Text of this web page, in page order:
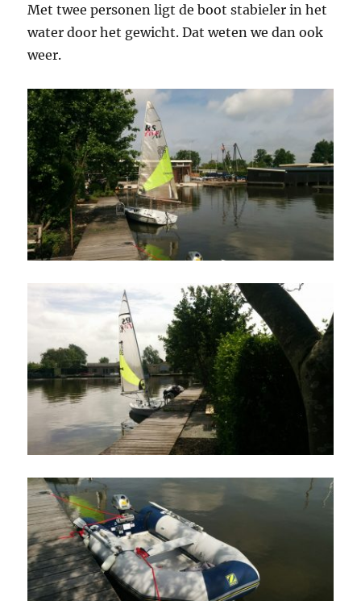
Met twee personen ligt de boot stabieler in het
water door het gewicht. Dat weten we dan ook
weer.